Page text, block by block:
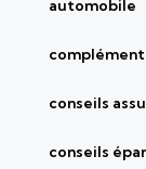
automobile
conseils
conseils